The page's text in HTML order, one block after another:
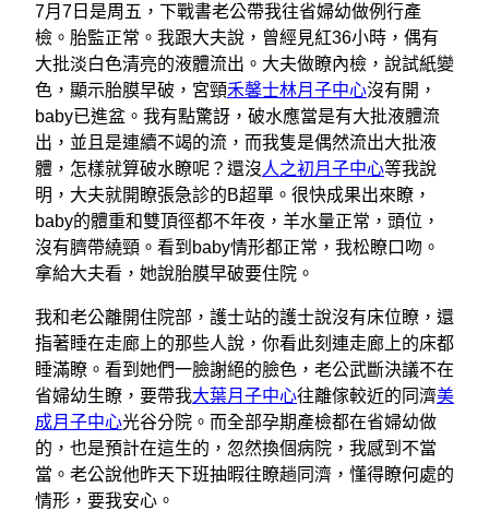
7月7日是周五，下戰書老公帶我往省婦幼做例行產
檢。胎監正常。我跟大夫說，曾經見紅36小時，偶有
大批淡白色清亮的液體流出。大夫做瞭內檢，說試紙變
色，顯示胎膜早破，宮頸禾馨士林月子中心沒有開，
baby已進盆。我有點驚訝，破水應當是有大批液體流
出，並且是連續不竭的流，而我隻是偶然流出大批液
體，怎樣就算破水瞭呢？還沒人之初月子中心等我說
明，大夫就開瞭張急診的B超單。很快成果出來瞭，
baby的體重和雙頂徑都不年夜，羊水量正常，頭位，
沒有臍帶繞頸。看到baby情形都正常，我松瞭口吻。
拿給大夫看，她說胎膜早破要住院。
我和老公離開住院部，護士站的護士說沒有床位瞭，還
指著睡在走廊上的那些人說，你看此刻連走廊上的床都
睡滿瞭。看到她們一臉謝絕的臉色，老公武斷決議不在
省婦幼生瞭，要帶我大葉月子中心往離傢較近的同濟美
成月子中心光谷分院。而全部孕期產檢都在省婦幼做
的，也是預計在這生的，忽然換個病院，我感到不當
當。老公說他昨天下班抽暇往瞭趟同濟，懂得瞭何處的
情形，要我安心。